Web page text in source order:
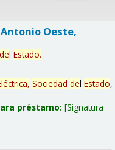
Oeste,
del Estado.
Sociedad del Estado,
préstamo: Signatura